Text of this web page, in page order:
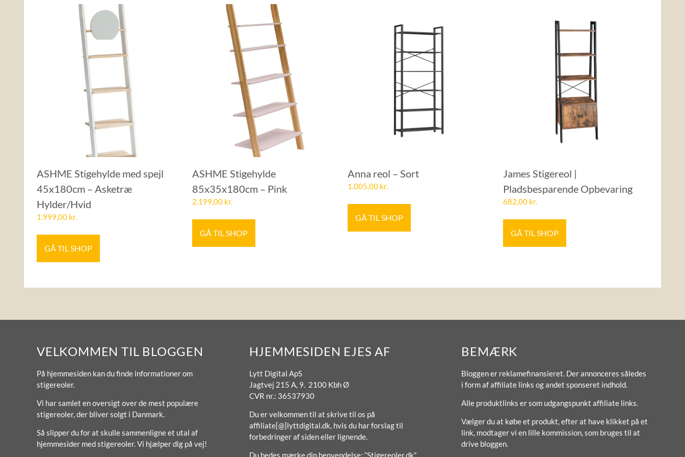
ASHME Stigehylde med spejl
45x180cm – Asketræ
Hylder/Hvid
1.999,00 kr.
GÅ TIL SHOP
ASHME Stigehylde
85x35x180cm – Pink
2.199,00 kr.
GÅ TIL SHOP
Anna reol – Sort
1.005,00 kr.
GÅ TIL SHOP
James Stigereol |
Pladsbesparende Opbevaring
682,00 kr.
GÅ TIL SHOP
VELKOMMEN TIL BLOGGEN
På hjemmesiden kan du finde informationer om
stigereoler.
Vi har samlet en oversigt over de mest populære
stigereoler, der bliver solgt i Danmark.
Så slipper du for at skulle sammenligne et utal af
hjemmesider med stigereoler. Vi hjælper dig på vej!
HJEMMESIDEN EJES AF
Lytt Digital ApS
Jagtvej 215 A, 9. 2100 Kbh Ø
CVR nr.: 36537930
Du er velkommen til at skrive til os på
affiliate[@]lyttdigital.dk, hvis du har forslag til
forbedringer af siden eller lignende.
BEMÆRK
Bloggen er reklamefinansieret. Der annonceres således
i form af affiliate links og andet sponseret indhold.
Alle produktlinks er som udgangspunkt affiliate links.
Vælger du at købe et produkt, efter at have klikket på et
link, modtager vi en lille kommission, som bruges til at
drive bloggen.